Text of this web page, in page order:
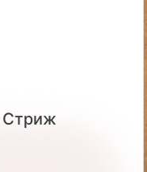
Стриж